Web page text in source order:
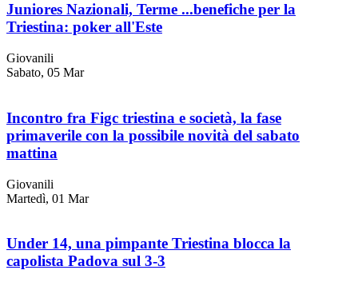
Juniores Nazionali, Terme ...benefiche per la
Triestina: poker all'Este
Giovanili
Sabato, 05 Mar
Incontro fra Figc triestina e società, la fase
primaverile con la possibile novità del sabato
mattina
Giovanili
Martedì, 01 Mar
Under 14, una pimpante Triestina blocca la
capolista Padova sul 3-3